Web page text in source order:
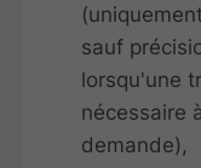
sauf
lorsqu'une
nécessaire
demande),